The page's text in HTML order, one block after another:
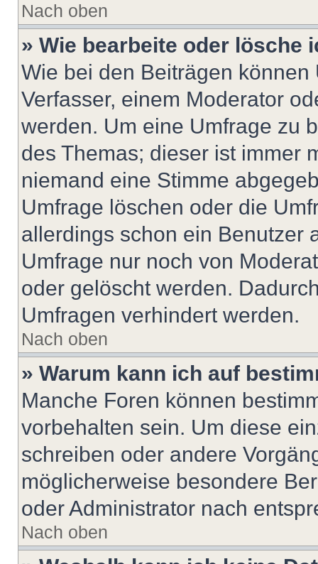
Nach oben
» Wie bearbeite oder lösche
Wie bei den Beiträgen
Verfasser, einem Moderator
werden. Um eine Umfrage zu
des Themas; dieser ist immer
niemand eine Stimme
Umfrage löschen oder die
allerdings schon ein Benutzer
Umfrage nur noch von
oder gelöscht werden.
Umfragen verhindert werden.
Nach oben
» Warum kann ich auf
Manche Foren können
vorbehalten sein. Um diese
schreiben oder andere
möglicherweise besondere
oder Administrator nach
Nach oben